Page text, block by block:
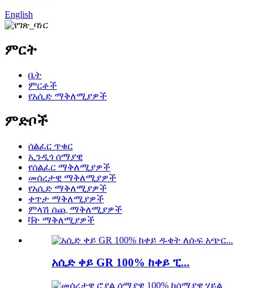
English
ምርት
ቤት
ምርቶች
የአሲድ ማቅለሚያዎች
ምድቦች
ሰልፈር ጥቁር
ኢንዲጎ ሰማያዊ
የሰልፈር ማቅለሚያዎች
መሰረታዊ ማቅለሚያዎች
የአሲድ ማቅለሚያዎች
ቀጥታ ማቅለሚያዎች
ምላሽ ሰጪ ማቅለሚያዎች
ቫት ማቅለሚያዎች
አሲድ ቀይ GR 100% ከቀይ ፒ...